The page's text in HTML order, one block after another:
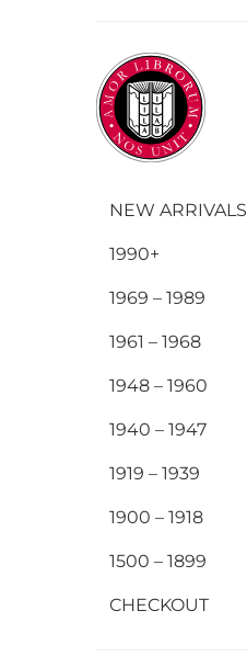
NEW ARRIVALS
1990+
1969 – 1989
1961 – 1968
1948 – 1960
1940 – 1947
1919 – 1939
1900 – 1918
1500 – 1899
CHECKOUT